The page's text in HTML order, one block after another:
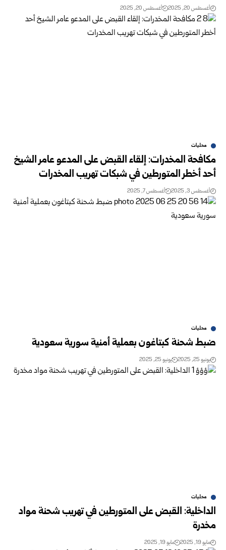
أغسطس 20, 2025 أغسطس 20, 2025
محليات
مكافحة المخدرات: إلقاء القبض على المدعو عامر الشيخ
أحد أخطر المتورطين في شبكات تهريب المخدرات
أغسطس 3, 2025 أغسطس 7, 2025
محليات
ضبط شحنة كبتاغون بعملية أمنية سورية سعودية
يونيو 25, 2025 يونيو 25, 2025
محليات
الداخلية: القبض على المتورطين في تهريب شحنة مواد
مخدرة
مايو 19, 2025 مايو 19, 2025